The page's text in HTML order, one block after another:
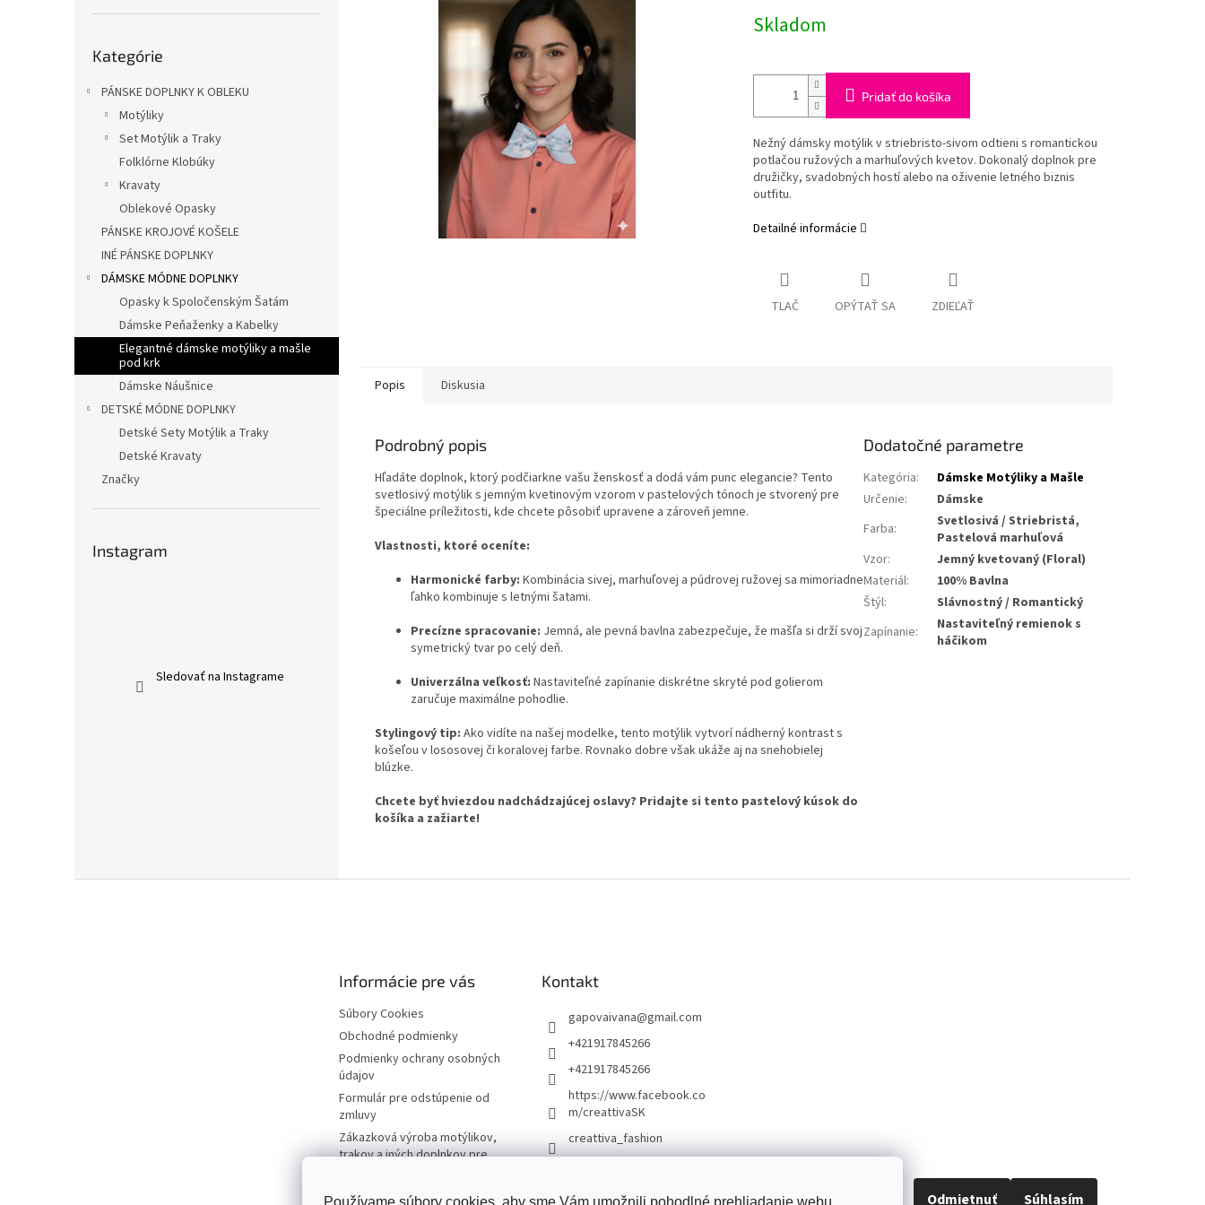
Používame súbory cookies, aby sme Vám umožnili pohodlné prehliadanie webu Odmietnuť Súhlasím
kategórie
Kategórie
PÁNSKE DOPLNKY K OBLEKU
Motýliky
Set Motýlik a Traky
Folklórne Klobúky
Kravaty
Oblekové Opasky
PÁNSKE KROJOVÉ KOŠELE
INÉ PÁNSKE DOPLNKY
DÁMSKE MÓDNE DOPLNKY
Opasky k Spoločenským Šatám
Dámske Peňaženky a Kabelky
Elegantné dámske motýliky a mašle
pod krk
Dámske Náušnice
DETSKÉ MÓDNE DOPLNKY
Detské Sety Motýlik a Traky
Detské Kravaty
Značky
Instagram
Sledovať na Instagrame
cena:
Skladom
Pridať do košíka
Nežný dámsky motýlik v striebristo-sivom odtieni s romantickou
potlačou ružových a marhuľových kvetov. Dokonalý doplnok pre
družičky, svadobných hostí alebo na oživenie letného biznis
outfitu.
Detailné informácie
TLAČ OPÝTAŤ SA ZDIEĽAŤ
Popis Diskusia
Podrobný popis
Hľadáte doplnok, ktorý podčiarkne vašu ženskosť a dodá vám punc elegancie? Tento
svetlosivý motýlik s jemným kvetinovým vzorom v pastelových tónoch je stvorený pre
špeciálne príležitosti, kde chcete pôsobiť upravene a zároveň jemne.
Vlastnosti, ktoré oceníte:
Harmonické farby: Kombinácia sivej, marhuľovej a púdrovej ružovej sa mimoriadne
ľahko kombinuje s letnými šatami.
Precízne spracovanie: Jemná, ale pevná bavlna zabezpečuje, že mašľa si drží svoj
symetrický tvar po celý deň.
Univerzálna veľkosť: Nastaviteľné zapínanie diskrétne skryté pod golierom
zaručuje maximálne pohodlie.
Stylingový tip: Ako vidíte na našej modelke, tento motýlik vytvorí nádherný kontrast s
košeľou v lososovej či koralovej farbe. Rovnako dobre však ukáže aj na snehobielej
blúzke.
Chcete byť hviezdou nadchádzajúcej oslavy? Pridajte si tento pastelový kúsok do
košíka a zažiarte!
Dodatočné parametre
Kategória:
Dámske Motýliky a Mašle
Určenie:
Dámske
Farba:
Svetlosivá / Striebristá,
Pastelová marhuľová
Vzor:
Jemný kvetovaný (Floral)
Materiál:
100% Bavlna
Štýl:
Slávnostný / Romantický
Zapínanie:
Nastaviteľný remienok s
háčikom
Informácie pre vás
Súbory Cookies
Obchodné podmienky
Podmienky ochrany osobných
údajov
Formulár pre odstúpenie od
zmluvy
Zákazková výroba motýlikov,
trakov a iných doplnkov pre
Kontakt
gapovaivana@gmail.com
+421917845266
+421917845266
https://www.facebook.co
m/creattivaSK
creattiva_fashion